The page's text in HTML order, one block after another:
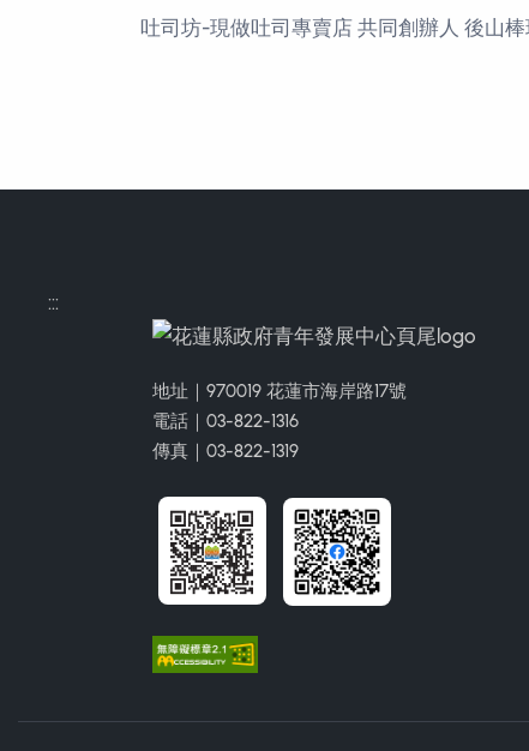
吐司坊-現做吐司專賣店 共同創辦人 後山
:::
地址｜970019 花蓮市海岸路17號
電話｜03-822-1316
傳真｜03-822-1319